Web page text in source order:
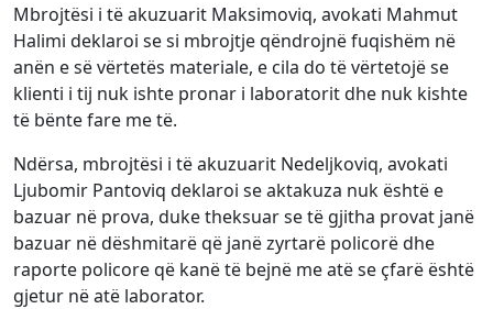
Mbrojtësi i të akuzuarit Maksimoviq, avokati Mahmut
Halimi deklaroi se si mbrojtje qëndrojnë fuqishëm në
anën e së vërtetës materiale, e cila do të vërtetojë se
klienti i tij nuk ishte pronar i laboratorit dhe nuk kishte
të bënte fare me të.
Ndërsa, mbrojtësi i të akuzuarit Nedeljkoviq, avokati
Ljubomir Pantoviq deklaroi se aktakuza nuk është e
bazuar në prova, duke theksuar se të gjitha provat janë
bazuar në dëshmitarë që janë zyrtarë policorë dhe
raporte policore që kanë të bejnë me atë se çfarë është
gjetur në atë laborator.